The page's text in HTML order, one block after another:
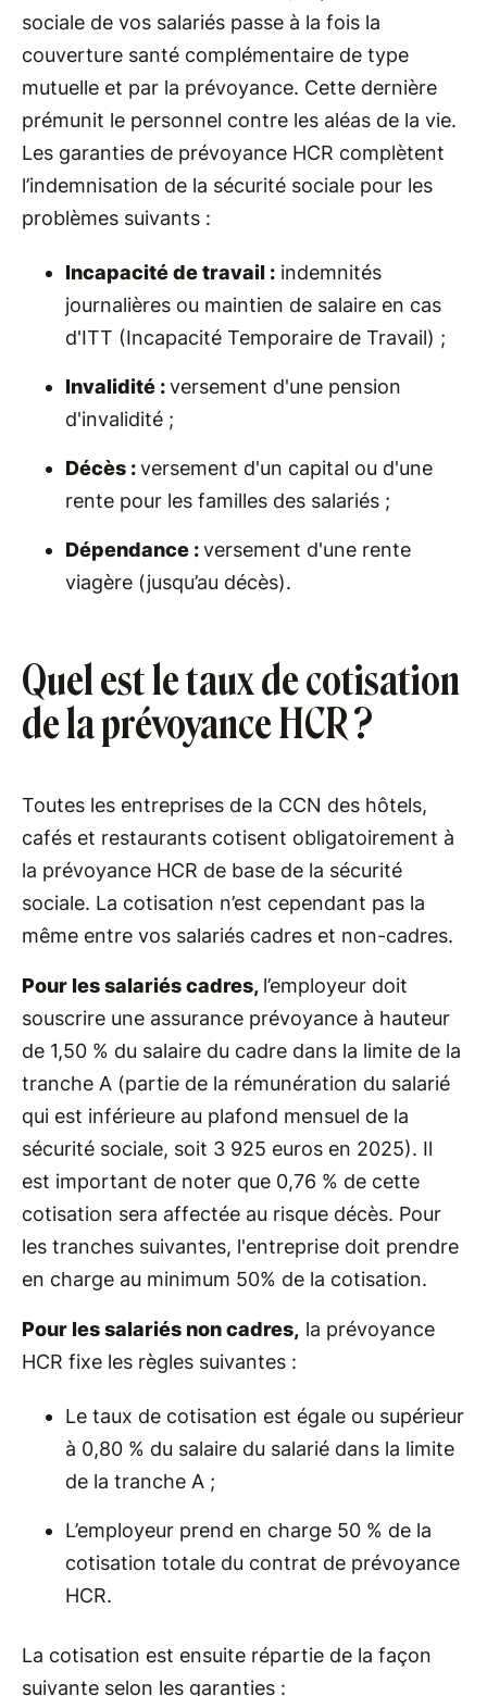
sociale de vos salariés passe à la fois la
couverture santé complémentaire de type
mutuelle et par la prévoyance. Cette dernière
prémunit le personnel contre les aléas de la vie.
Les garanties de prévoyance HCR complètent
l’indemnisation de la sécurité sociale pour les
problèmes suivants :
Incapacité de travail : indemnités
journalières ou maintien de salaire en cas
d'ITT (Incapacité Temporaire de Travail) ;
Invalidité :versement d'une pension
d'invalidité ;
Décès :versement d'un capital ou d'une
rente pour les familles des salariés ;
Dépendance :versement d'une rente
viagère (jusqu’au décès).
Quel est le taux de cotisation
de la prévoyance HCR ?
Toutes les entreprises de la CCN des hôtels,
cafés et restaurants cotisent obligatoirement à
la prévoyance HCR de base de la sécurité
sociale. La cotisation n’est cependant pas la
même entre vos salariés cadres et non-cadres.
Pour les salariés cadres, l’employeur doit
souscrire une assurance prévoyance à hauteur
de 1,50 % du salaire du cadre dans la limite de la
tranche A (partie de la rémunération du salarié
qui est inférieure au plafond mensuel de la
sécurité sociale, soit 3 925 euros en 2025). Il
est important de noter que 0,76 % de cette
cotisation sera affectée au risque décès. Pour
les tranches suivantes, l'entreprise doit prendre
en charge au minimum 50% de la cotisation.
Pour les salariés non cadres, la prévoyance
HCR fixe les règles suivantes :
Le taux de cotisation est égale ou supérieur
à 0,80 % du salaire du salarié dans la limite
de la tranche A ;
L’employeur prend en charge 50 % de la
cotisation totale du contrat de prévoyance
HCR.
La cotisation est ensuite répartie de la façon
suivante selon les garanties :